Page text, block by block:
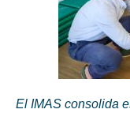
El IMAS consolida